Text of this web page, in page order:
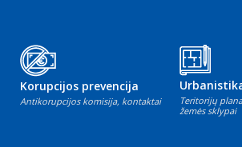
Korupcijos prevencija
Antikorupcijos komisija, kontaktai
Teritorijų
žemės sklypai